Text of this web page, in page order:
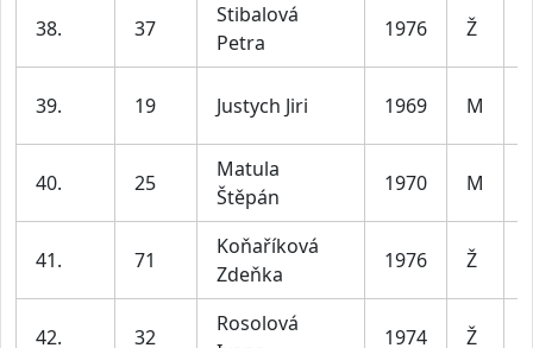
38. 37
Stibalová
Petra
1976 Ž
39. 19 Justych Jiri 1969 M
40. 25
Matula
Štěpán
1970 M
41. 71
Koňaříková
Zdeňka
1976 Ž
42. 32
Rosolová
1974 Ž